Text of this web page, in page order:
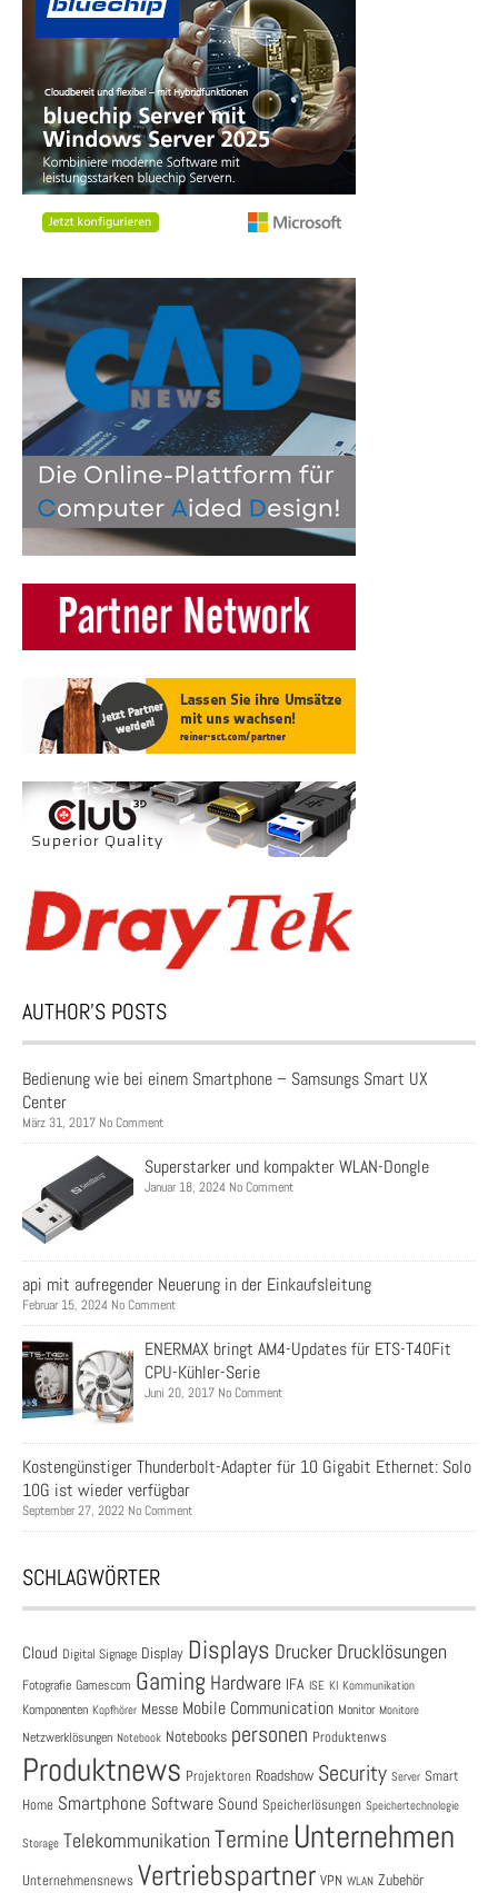
AUTHOR’S POSTS
Bedienung wie bei einem Smartphone – Samsungs Smart UX
Center
März 31, 2017 No Comment
Superstarker und kompakter WLAN-Dongle
Januar 18, 2024 No Comment
api mit aufregender Neuerung in der Einkaufsleitung
Februar 15, 2024 No Comment
ENERMAX bringt AM4-Updates für ETS-T40Fit
CPU-Kühler-Serie
Juni 20, 2017 No Comment
Kostengünstiger Thunderbolt-Adapter für 10 Gigabit Ethernet: Solo
10G ist wieder verfügbar
September 27, 2022 No Comment
SCHLAGWÖRTER
Cloud Digital Signage Display Displays Drucker Drucklösungen
Fotografie Gamescom Gaming Hardware IFA ISE KI Kommunikation
Komponenten Kopfhörer Messe Mobile Communication Monitor Monitore
Netzwerklösungen Notebook Notebooks personen Produktenws
Produktnews Projektoren Roadshow Security Server Smart
Home Smartphone Software Sound Speicherlösungen Speichertechnologie
Storage Telekommunikation Termine Unternehmen
Unternehmensnews Vertriebspartner VPN WLAN Zubehör